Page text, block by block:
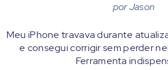
porJason
Meu iPhone travava durante
e consegui corrigir sem perder
Ferramenta